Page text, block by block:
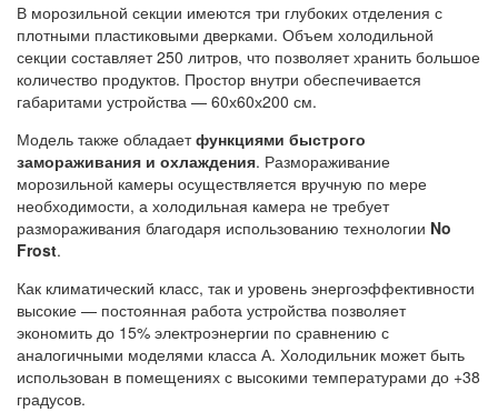
В морозильной секции имеются три глубоких отделения с
плотными пластиковыми дверками. Объем холодильной
секции составляет 250 литров, что позволяет хранить большое
количество продуктов. Простор внутри обеспечивается
габаритами устройства — 60х60х200 см.
Модель также обладаетфункциями быстрого
замораживания и охлаждения. Размораживание
морозильной камеры осуществляется вручную по мере
необходимости, а холодильная камера не требует
размораживания благодаря использованию технологии No
Frost.
Как климатический класс, так и уровень энергоэффективности
высокие — постоянная работа устройства позволяет
экономить до 15% электроэнергии по сравнению с
аналогичными моделями класса А. Холодильник может быть
использован в помещениях с высокими температурами до +38
градусов.